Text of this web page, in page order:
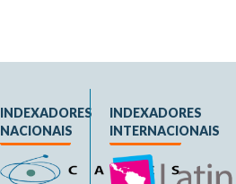
INDEXADORES
NACIONAIS
INDEXADORES
INTERNACIONAIS